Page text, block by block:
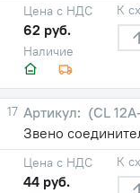
Наличие
Цена с НДС
62 руб.
К
17
(CL
Звено
Цена с НДС
44 руб.
К